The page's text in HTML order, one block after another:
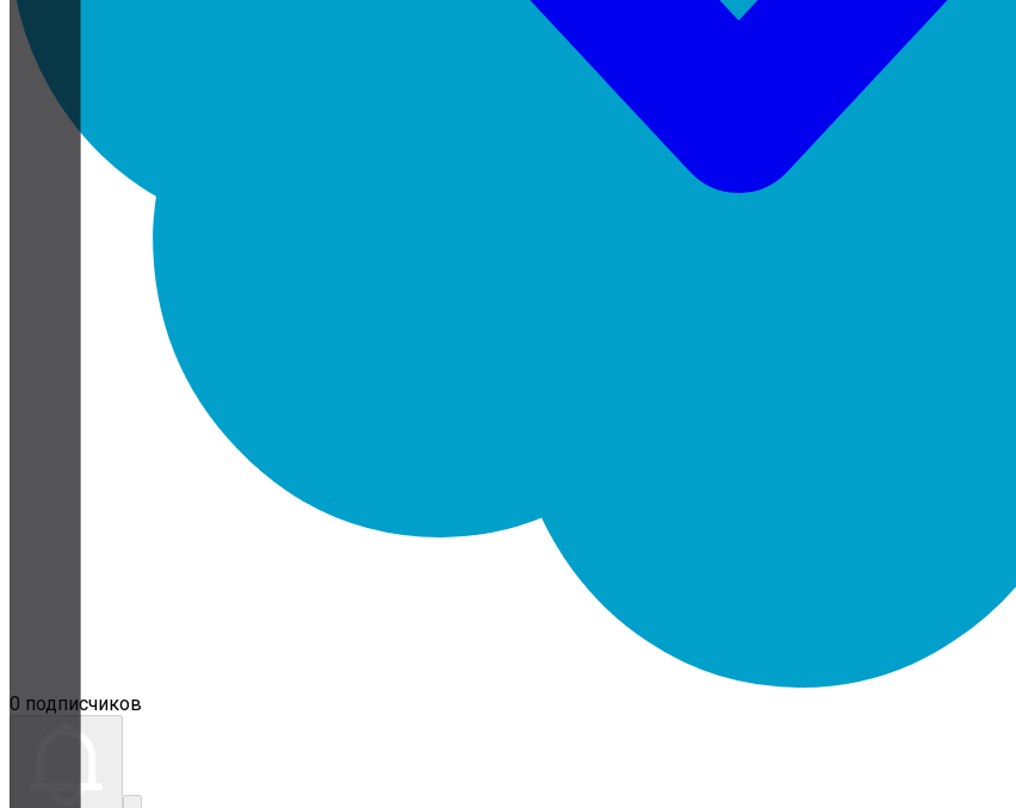
0 подписчиков